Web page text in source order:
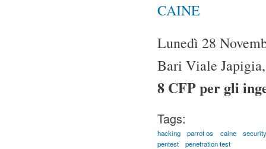
CAINE
Lunedì 28
Bari Viale
8 CFP per gli
Tags:
hacking parrot os caine
pentest
penetration test